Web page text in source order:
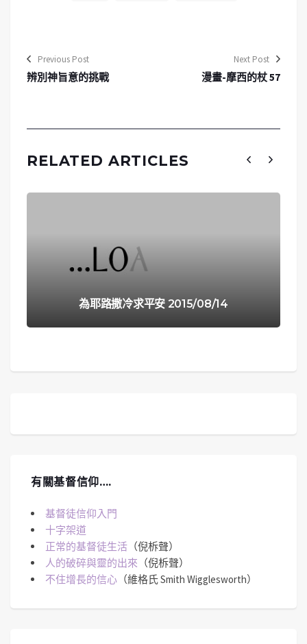
Previous Post
辨別神旨意的挑戰
Next Post
漫畫-摩西的杖 57
RELATED ARTICLES
為耶路撒冷求平安 2015/08/14
有關基督信仰….
基督徒信仰入門
十字架道
正常的基督徒生活 （倪柝聲）
人的破碎與靈的出來 （倪柝聲）
不住增長的信心 （維格氏 Smith Wigglesworth）